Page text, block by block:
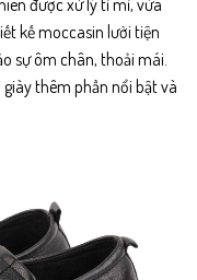
được xử lý tỉ mỉ, vừa
kế moccasin lười tiện
sự ôm chân, thoải mái.
thêm phần nổi bật và